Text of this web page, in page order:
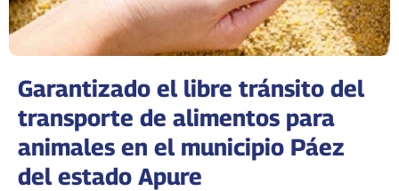
Garantizado el libre tránsito del
transporte de alimentos para
animales en el municipio Páez
del estado Apure